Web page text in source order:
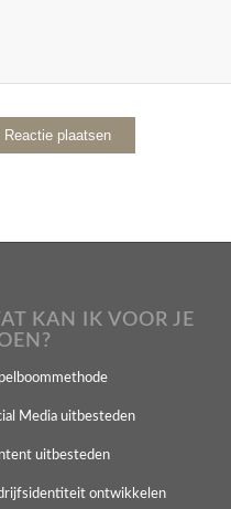
KAN IK VOOR JE
Media uitbesteden
uitbesteden
ontwikkelen